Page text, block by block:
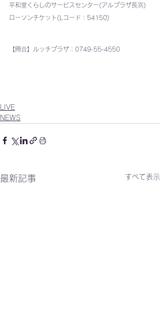
平和堂くらしのサービスセンター(アルプラザ長浜)
ローソンチケット(Lコード：54150)
【問合】ルッチプラザ： 0749-55-4550
LIVE
NEWS
最新記事 すべて表示